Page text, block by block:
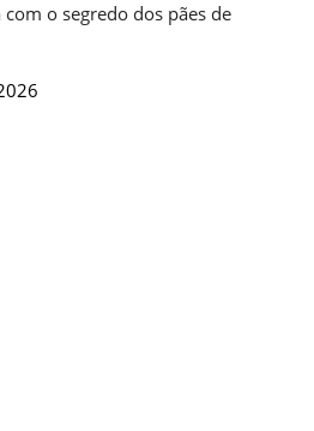
o segredo dos pães de